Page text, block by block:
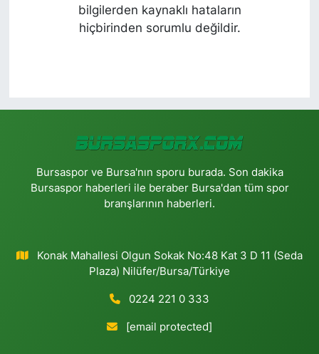
bilgilerden kaynaklı hataların
hiçbirinden sorumlu değildir.
Bursaspor ve Bursa'nın sporu burada. Son dakika
Bursaspor haberleri ile beraber Bursa'dan tüm spor
branşlarının haberleri.
Konak Mahallesi Olgun Sokak No:48 Kat 3 D 11 (Seda
Plaza) Nilüfer/Bursa/Türkiye
0224 221 0 333
[email protected]